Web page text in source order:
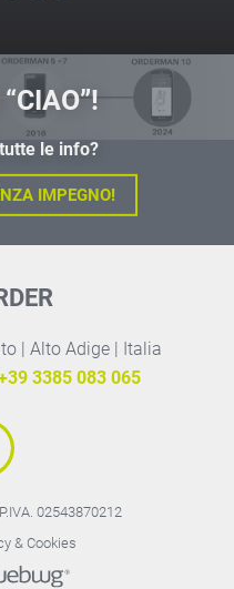
le info?
IMPEGNO!
| Alto Adige | Italia
3385 083 065
P.IVA. 02543870212
& Cookies